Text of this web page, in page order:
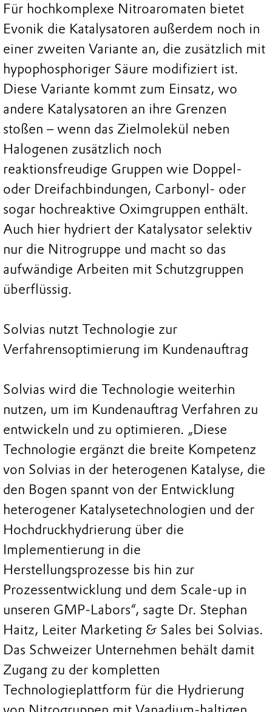
Für hochkomplexe Nitroaromaten bietet
Evonik die Katalysatoren außerdem noch in
einer zweiten Variante an, die zusätzlich mit
hypophosphoriger Säure modifiziert ist.
Diese Variante kommt zum Einsatz, wo
andere Katalysatoren an ihre Grenzen
stoßen – wenn das Zielmolekül neben
Halogenen zusätzlich noch
reaktionsfreudige Gruppen wie Doppel-
oder Dreifachbindungen, Carbonyl- oder
sogar hochreaktive Oximgruppen enthält.
Auch hier hydriert der Katalysator selektiv
nur die Nitrogruppe und macht so das
aufwändige Arbeiten mit Schutzgruppen
überflüssig.
Solvias nutzt Technologie zur
Verfahrensoptimierung im Kundenauftrag
Solvias wird die Technologie weiterhin
nutzen, um im Kundenauftrag Verfahren zu
entwickeln und zu optimieren. „Diese
Technologie ergänzt die breite Kompetenz
von Solvias in der heterogenen Katalyse, die
den Bogen spannt von der Entwicklung
heterogener Katalysetechnologien und der
Hochdruckhydrierung über die
Implementierung in die
Herstellungsprozesse bis hin zur
Prozessentwicklung und dem Scale-up in
unseren GMP-Labors“, sagte Dr. Stephan
Haitz, Leiter Marketing & Sales bei Solvias.
Das Schweizer Unternehmen behält damit
Zugang zu der kompletten
Technologieplattform für die Hydrierung